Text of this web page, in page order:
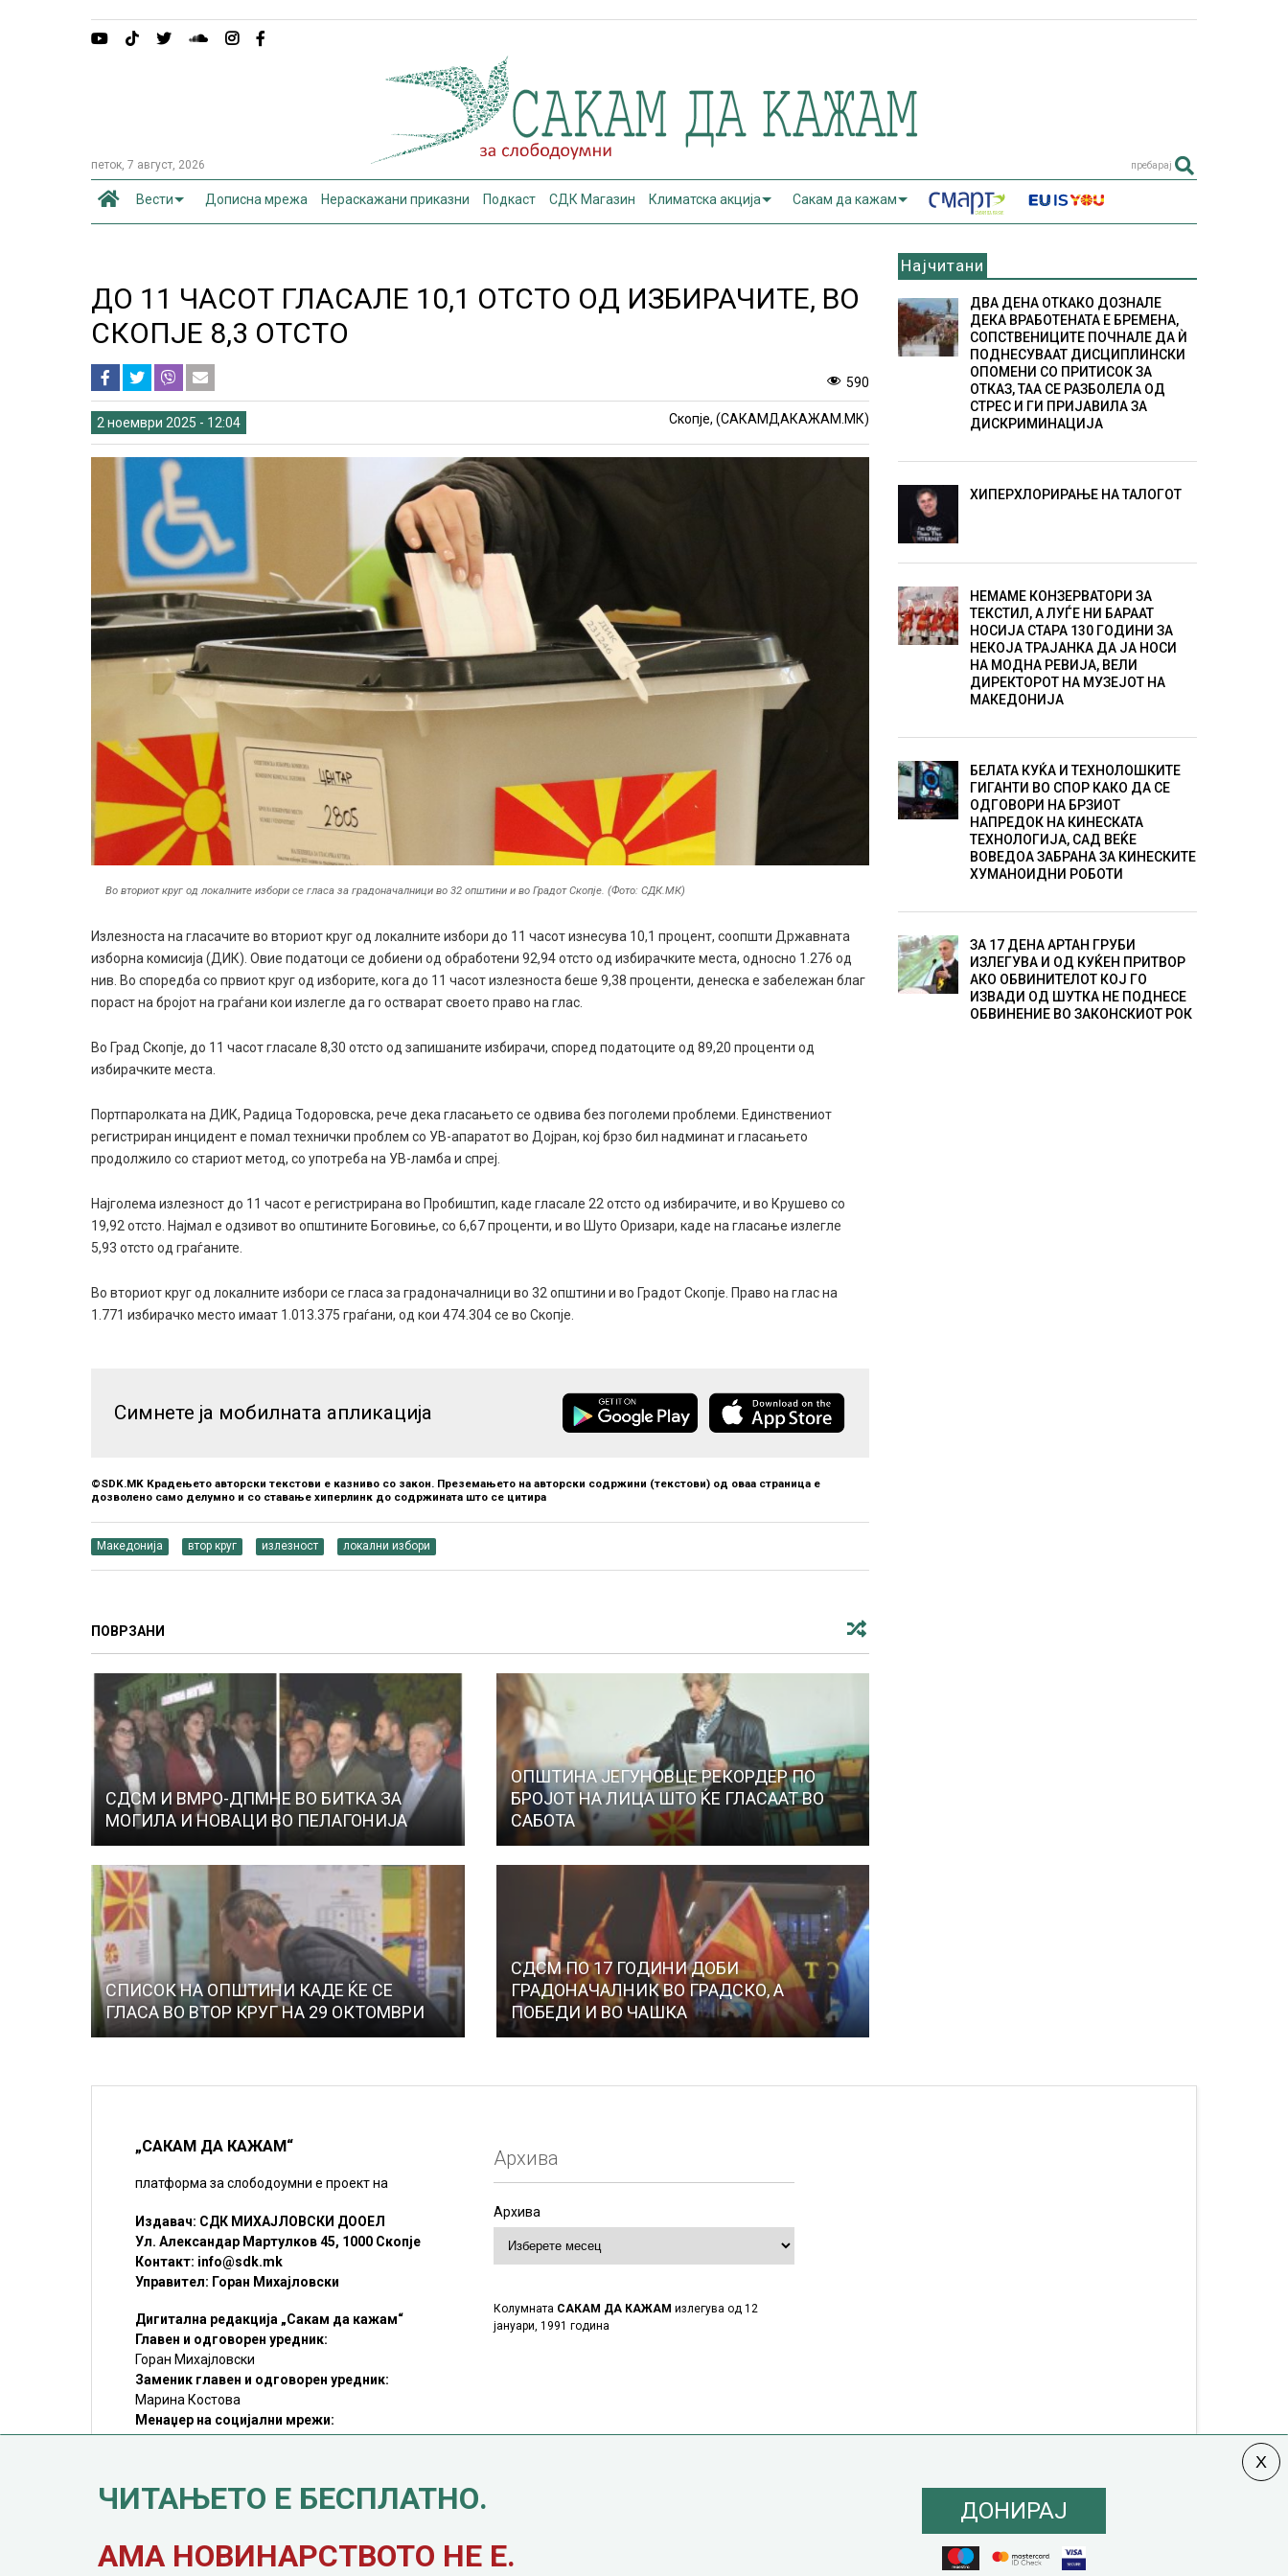
петок, 7 август, 2026 пребарај
Вести Дописна мрежа Нераскажани приказни Подкаст СДК Магазин Климатска акција Сакам да кажам
ДО 11 ЧАСОТ ГЛАСАЛЕ 10,1 ОТСТО ОД ИЗБИРАЧИТЕ, ВО
СКОПЈЕ 8,3 ОТСТО
590
2 ноември 2025 - 12:04 Скопје, (САКАМДАКАЖАМ.МК)
Во вториот круг од локалните избори се гласа за градоначалници во 32 општини и во Градот Скопје. (Фото: СДК.МК)
Излезноста на гласачите во вториот круг од локалните избори до 11 часот изнесува 10,1 процент, соопшти Државната
изборна комисија (ДИК). Овие податоци се добиени од обработени 92,94 отсто од избирачките места, односно 1.276 од
нив. Во споредба со првиот круг од изборите, кога до 11 часот излезноста беше 9,38 проценти, денеска е забележан благ
пораст на бројот на граѓани кои излегле да го остварат своето право на глас.
Во Град Скопје, до 11 часот гласале 8,30 отсто од запишаните избирачи, според податоците од 89,20 проценти од
избирачките места.
Портпаролката на ДИК, Радица Тодоровска, рече дека гласањето се одвива без поголеми проблеми. Единствениот
регистриран инцидент е помал технички проблем со УВ-апаратот во Дојран, кој брзо бил надминат и гласањето
продолжило со стариот метод, со употреба на УВ-ламба и спреј.
Најголема излезност до 11 часот е регистрирана во Пробиштип, каде гласале 22 отсто од избирачите, и во Крушево со
19,92 отсто. Најмал е одзивот во општините Боговиње, со 6,67 проценти, и во Шуто Оризари, каде на гласање излегле
5,93 отсто од граѓаните.
Во вториот круг од локалните избори се гласа за градоначалници во 32 општини и во Градот Скопје. Право на глас на
1.771 избирачко место имаат 1.013.375 граѓани, од кои 474.304 се во Скопје.
Симнете ја мобилната апликација
©SDK.MK Крадењето авторски текстови е казниво со закон. Преземањето на авторски содржини (текстови) од оваа страница е
дозволено само делумно и со ставање хиперлинк до содржината што се цитира
Македонија втор круг излезност локални избори
ПОВРЗАНИ
СДСМ И ВМРО-ДПМНЕ ВО БИТКА ЗА
МОГИЛА И НОВАЦИ ВО ПЕЛАГОНИЈА
ОПШТИНА ЈЕГУНОВЦЕ РЕКОРДЕР ПО
БРОЈОТ НА ЛИЦА ШТО ЌЕ ГЛАСААТ ВО
САБОТА
СПИСОК НА ОПШТИНИ КАДЕ ЌЕ СЕ
ГЛАСА ВО ВТОР КРУГ НА 29 ОКТОМВРИ
СДСМ ПО 17 ГОДИНИ ДОБИ
ГРАДОНАЧАЛНИК ВО ГРАДСКО, А
ПОБЕДИ И ВО ЧАШКА
Најчитани
ДВА ДЕНА ОТКАКО ДОЗНАЛЕ
ДЕКА ВРАБОТЕНАТА Е БРЕМЕНА,
СОПСТВЕНИЦИТЕ ПОЧНАЛЕ ДА Ѝ
ПОДНЕСУВААТ ДИСЦИПЛИНСКИ
ОПОМЕНИ СО ПРИТИСОК ЗА
ОТКАЗ, ТАА СЕ РАЗБОЛЕЛА ОД
СТРЕС И ГИ ПРИЈАВИЛА ЗА
ДИСКРИМИНАЦИЈА
ХИПЕРХЛОРИРАЊЕ НА ТАЛОГОТ
НЕМАМЕ КОНЗЕРВАТОРИ ЗА
ТЕКСТИЛ, А ЛУЃЕ НИ БАРААТ
НОСИЈА СТАРА 130 ГОДИНИ ЗА
НЕКОЈА ТРАЈАНКА ДА ЈА НОСИ
НА МОДНА РЕВИЈА, ВЕЛИ
ДИРЕКТОРОТ НА МУЗЕЈОТ НА
МАКЕДОНИЈА
БЕЛАТА КУЌА И ТЕХНОЛОШКИТЕ
ГИГАНТИ ВО СПОР КАКО ДА СЕ
ОДГОВОРИ НА БРЗИОТ
НАПРЕДОК НА КИНЕСКАТА
ТЕХНОЛОГИЈА, САД ВЕЌЕ
ВОВЕДОА ЗАБРАНА ЗА КИНЕСКИТЕ
ХУМАНОИДНИ РОБОТИ
ЗА 17 ДЕНА АРТАН ГРУБИ
ИЗЛЕГУВА И ОД КУЌЕН ПРИТВОР
АКО ОБВИНИТЕЛОТ КОЈ ГО
ИЗВАДИ ОД ШУТКА НЕ ПОДНЕСЕ
ОБВИНЕНИЕ ВО ЗАКОНСКИОТ РОК
„САКАМ ДА КАЖАМ“
платформа за слободоумни е проект на
Издавач: СДК МИХАЈЛОВСКИ ДООЕЛ
Ул. Александар Мартулков 45, 1000 Скопје
Контакт: info@sdk.mk
Управител: Горан Михајловски
Дигитална редакција „Сакам да кажам“
Главен и одговорен уредник:
Горан Михајловски
Заменик главен и одговорен уредник:
Марина Костова
Менаџер на социјални мрежи:
Мирослав Илиоски
©SDK.MK Крадењето авторски текстови е казниво со закон.
Преземањето на авторски содржини (текстови) од оваа
Архива
Архива
Колумната САКАМ ДА КАЖАМ излегува од 12
јануари, 1991 година
ЧИТАЊЕТО Е БЕСПЛАТНО.
АМА НОВИНАРСТВОТО НЕ Е.
ДОНИРАЈ